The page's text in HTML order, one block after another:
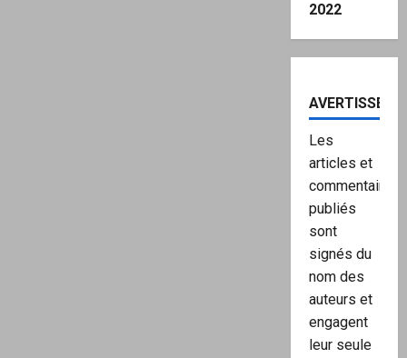
2022
Les
articles et
commentaires
publiés
sont
signés du
nom des
auteurs et
engagent
leur seule